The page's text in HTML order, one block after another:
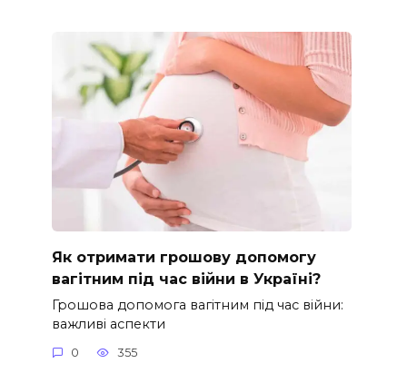
Як отримати грошову допомогу
вагітним під час війни в Україні?
Грошова допомога вагітним під час війни:
важливі аспекти
0 355